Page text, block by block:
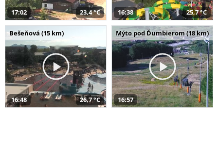
17:02 23,4 °C 16:38 25,7 °C
Bešeňová (15 km)
16:48 26,7 °C
Mýto pod Ďumbierom (18 km)
16:57